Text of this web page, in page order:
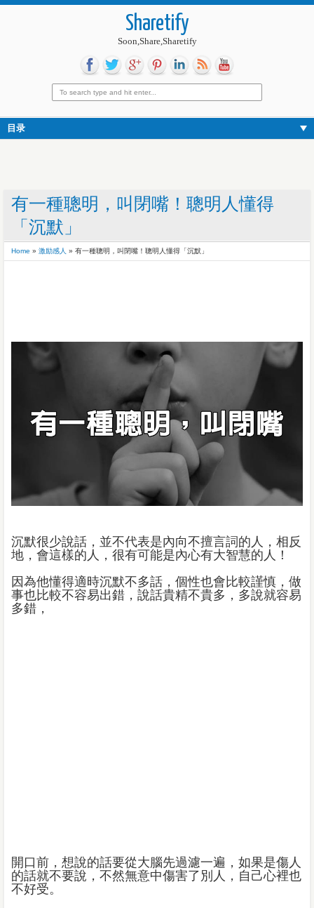
Sharetify
Soon,Share,Sharetify
目录
有一種聰明，叫閉嘴！聰明人懂得
「沉默」
Home » 激励感人 » 有一種聰明，叫閉嘴！聰明人懂得「沉默」
沉默很少說話，並不代表是內向不擅言詞的人，相反
地，會這樣的人，很有可能是內心有大智慧的人！
因為他懂得適時沉默不多話，個性也會比較謹慎，做
事也比較不容易出錯，說話貴精不貴多，多說就容易
多錯，
開口前，想說的話要從大腦先過濾一遍，如果是傷人
的話就不要說，不然無意中傷害了別人，自己心裡也
不好受。